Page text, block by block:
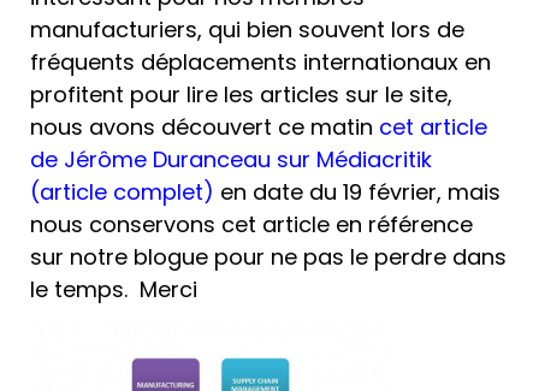
manufacturiers, qui bien souvent lors de
fréquents déplacements internationaux en
profitent pour lire les articles sur le site,
nous avons découvert ce matin cet article
de Jérôme Duranceau sur Médiacritik
(article complet) en date du 19 février, mais
nous conservons cet article en référence
sur notre blogue pour ne pas le perdre dans
le temps. Merci